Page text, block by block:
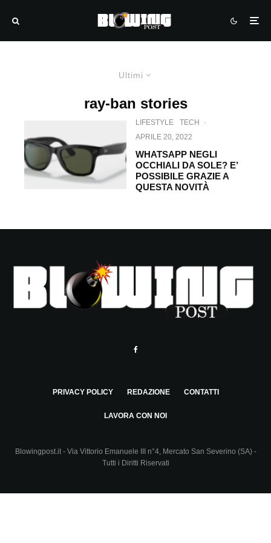
Ultimi
ray-ban stories
LIFESTYLE TECH
·
APRILE 20, 2022
WHATSAPP NEGLI
OCCHIALI DA SOLE? E’
POSSIBILE GRAZIE A
QUESTA NOVITÀ
PRIVACY POLICY REDAZIONE CONTATTI
LAVORA CON NOI
Blowingpost.it - Via Vittorio Emanuele III n°4, Mercato San Severino (SA) -
Tutti i Diritti Riservati